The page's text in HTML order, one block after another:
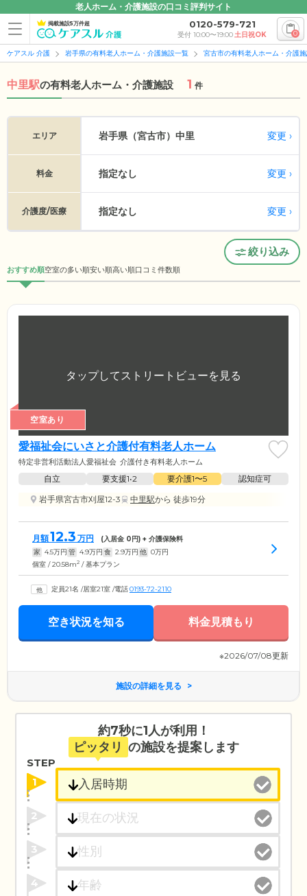
老人ホーム・介護施設の口コミ評判サイト
掲載施設5万件超 0120-579-721
受付 10:00〜19:00土日祝OK 0
ケアスル 介護 岩手県の有料老人ホーム・介護施設一覧 宮古市の有料老人ホーム・介護
中里駅の有料老人ホーム・介護施設 1 件
エリア 岩手県（宮古市） 中里 変更
料金 指定なし 変更
介護度/医療 指定なし 変更
絞り込み
おすすめ順空室の多い順安い順高い順口コミ件数順
空室あり
愛福祉会にいさと介護付有料老人ホーム
特定非営利活動法人愛福祉会 介護付き有料老人ホーム
自立 要支援1•2 要介護1〜5
認知症可
岩手県宮古市刈屋12-3
中里駅から 徒歩19分
月額12.3 万円 (入居金 0円) + 介護保険料
家 4.5万円 管 4.9万円 食 2.9万円 他 0万円
個室 / 20.58m2 / 基本プラン
定員21名 /居室21室 /電話0193-72-2110
空き状況を知る 料金見積もり
※2026/07/08更新
施設の詳細を見る
約7秒に1人が利用！
ピッタリ の施設を提案します
STEP
1
2
3
4